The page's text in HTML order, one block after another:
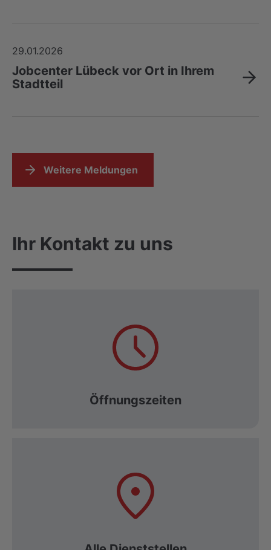
29.01.2026
Jobcenter Lübeck vor Ort in Ihrem
Stadtteil
Weitere Meldungen
Ihr Kontakt zu uns
Öffnungszeiten